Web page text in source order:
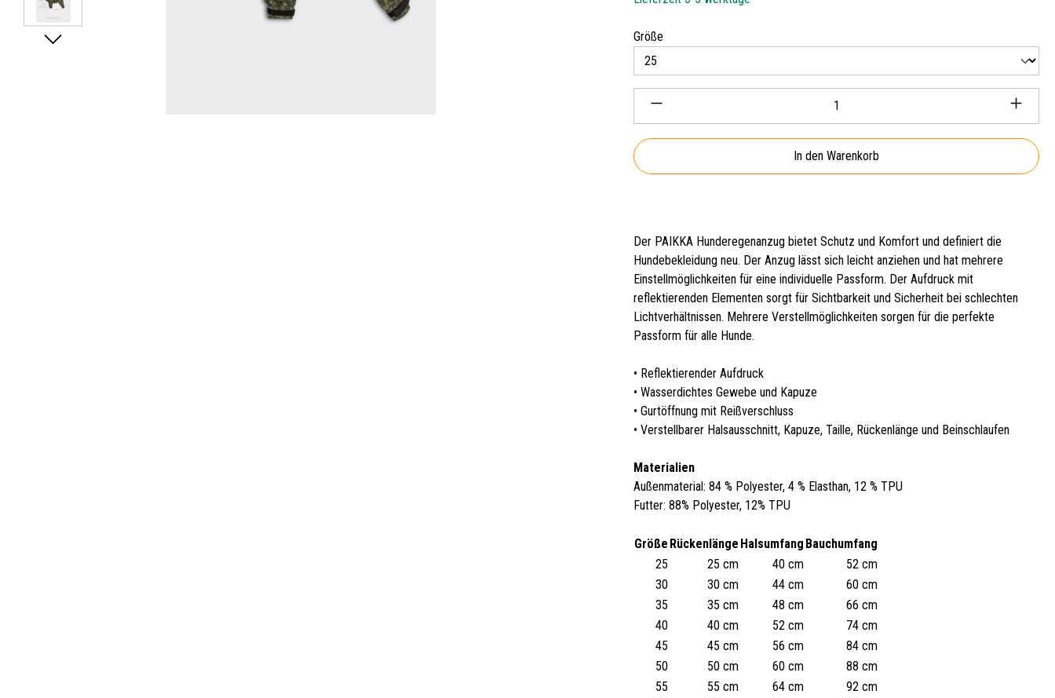
Größe
Produkt Anzahl: Gib den gewünschten Wert ein oder
In den Warenkorb
Der PAIKKA Hunderegenanzug bietet Schutz und Komfort und definiert die
Hundebekleidung neu. Der Anzug lässt sich leicht anziehen und hat mehrere
Einstellmöglichkeiten für eine individuelle Passform. Der Aufdruck mit
reflektierenden Elementen sorgt für Sichtbarkeit und Sicherheit bei schlechten
Lichtverhältnissen. Mehrere Verstellmöglichkeiten sorgen für die perfekte
Passform für alle Hunde.
• Reflektierender Aufdruck
• Wasserdichtes Gewebe und Kapuze
• Gurtöffnung mit Reißverschluss
• Verstellbarer Halsausschnitt, Kapuze, Taille, Rückenlänge und Beinschlaufen
Materialien
Außenmaterial: 84 % Polyester, 4 % Elasthan, 12 % TPU
Futter: 88% Polyester, 12% TPU
Größe Rückenlänge Halsumfang Bauchumfang
25
25 cm 40 cm
52 cm
30
30 cm 44 cm
60 cm
35
35 cm 48 cm
66 cm
40
40 cm 52 cm
74 cm
45
45 cm 56 cm
84 cm
50
50 cm 60 cm
88 cm
55
55 cm 64 cm
92 cm